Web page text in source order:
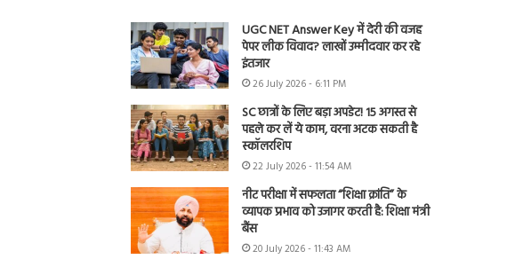
UGC NET Answer Key में देरी की वजह
पेपर लीक विवाद? लाखों उम्मीदवार कर रहे
इंतजार
26 July 2026 - 6:11 PM
SC छात्रों के लिए बड़ा अपडेट! 15 अगस्त से
पहले कर लें ये काम, वरना अटक सकती है
स्कॉलरशिप
22 July 2026 - 11:54 AM
नीट परीक्षा में सफलता “शिक्षा क्रांति” के
व्यापक प्रभाव को उजागर करती है: शिक्षा मंत्री
बैंस
20 July 2026 - 11:43 AM